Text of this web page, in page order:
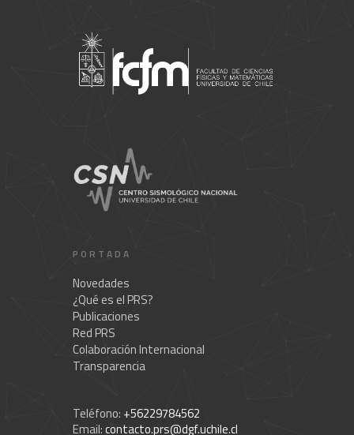
PORTADA
Novedades
¿Qué es el PRS?
Publicaciones
Red PRS
Colaboración Internacional
Transparencia
Teléfono: +56229784562
Email:contacto.prs@dgf.uchile.cl